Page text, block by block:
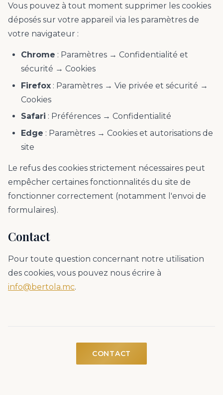
Vous pouvez à tout moment supprimer les cookies
déposés sur votre appareil via les paramètres de
votre navigateur :
Chrome : Paramètres → Confidentialité et
sécurité → Cookies
Firefox: Paramètres → Vie privée et sécurité →
Cookies
Safari : Préférences → Confidentialité
Edge : Paramètres → Cookies et autorisations de
site
Le refus des cookies strictement nécessaires peut
empêcher certaines fonctionnalités du site de
fonctionner correctement (notamment l'envoi de
formulaires).
Contact
Pour toute question concernant notre utilisation
des cookies, vous pouvez nous écrire à
info@bertola.mc.
CONTACT